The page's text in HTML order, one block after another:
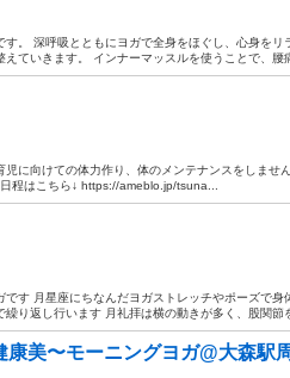
。 深呼吸とともにヨガで全身をほぐし、心身をリ
ていきます。 インナーマッスルを使うことで、腰
に向けての体力作り、体のメンテナンスをしませ
程はこちら↓ https://ameblo.jp/tsuna...
です 月星座にちなんだヨガストレッチやポーズで身
り返し行います 月礼拝は横の動きが多く、股関節
康美〜モーニングヨガ@大森駅